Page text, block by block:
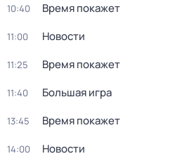
10:40 Время покажет
11:00 Новости
11:25 Время покажет
11:40 Большая игра
13:45 Время покажет
14:00 Новости